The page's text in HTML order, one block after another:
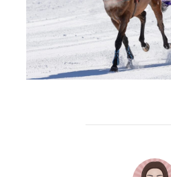
AUTEUR DE LA